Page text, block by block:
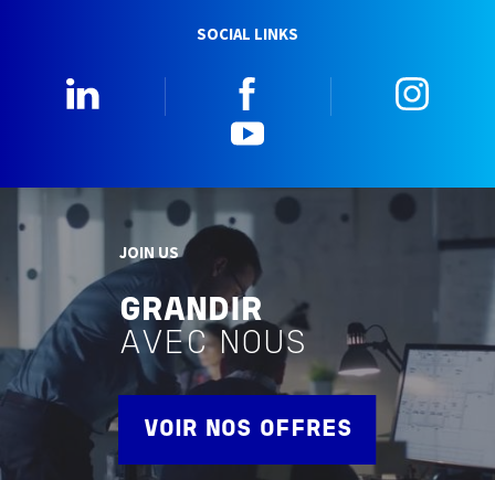
SOCIAL LINKS
JOIN US
GRANDIR
AVEC NOUS
VOIR NOS OFFRES